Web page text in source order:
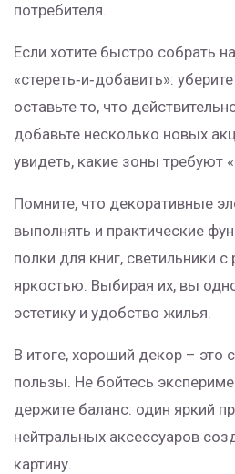
потребителя.
Если хотите быстро собрать
«стереть‑и‑добавить»:
оставьте то, что
добавьте несколько новых
увидеть, какие зоны требуют
Помните, что декоративные
выполнять и практические
полки для книг, светильники с
яркостью. Выбирая их, вы
эстетику и удобство жилья.
В итоге, хороший декор – это
пользы. Не бойтесь
держите баланс: один яркий
нейтральных аксессуаров
картину.